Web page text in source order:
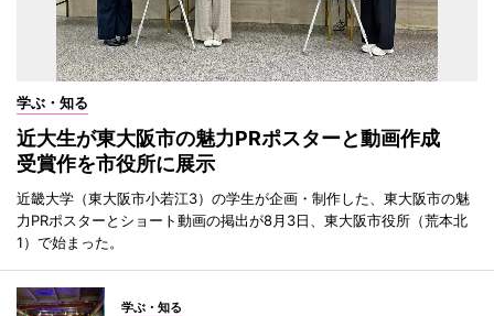
学ぶ・知る
近大生が東大阪市の魅力PRポスターと動画作成
受賞作を市役所に展示
近畿大学（東大阪市小若江3）の学生が企画・制作した、東大阪市の魅
力PRポスターとショート動画の掲出が8月3日、東大阪市役所（荒本北
1）で始まった。
学ぶ・知る